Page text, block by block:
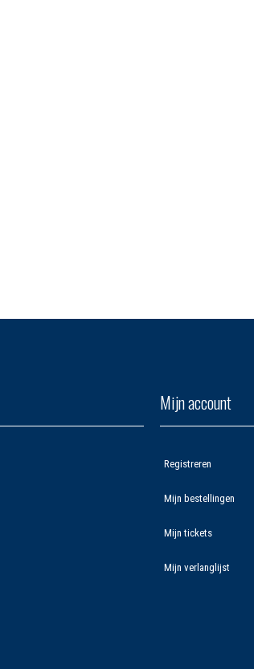
Mijn account
Registreren
Mijn bestellingen
Mijn tickets
Mijn verlanglijst